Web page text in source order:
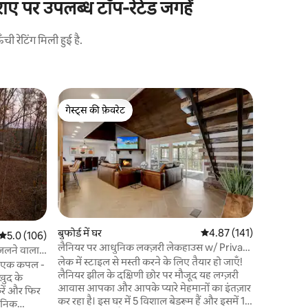
पर उपलब्ध टॉप-रेटेड जगहें
रेटिंग मिली हुई है.
रेटिंग 5 में से 5.0, 106 समीक्षाएँ
5.0 (106)
वाला
एक कपल -
खुद के
और फिर
गेस्ट्स की फ़ेवरेट
गेस्ट्स की फ़ेवरेट
बुफोर्ड में घर औसत रेटिंग 5 में से 4.87,
4.87 (141)
लैनियर पर आधुनिक लक्ज़री लेकहाउस w/ Private
Dock
लेक में स्टाइल से मस्ती करने के लिए तैयार हो जाएँ!
लैनियर झील के दक्षिणी छोर पर मौजूद यह लग्ज़री
आवास आपका और आपके प्यारे मेहमानों का इंतज़ार
कर रहा है। इस घर में 5 विशाल बेडरूम हैं और इसमें 13